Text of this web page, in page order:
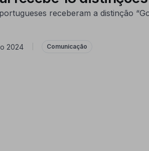
receberam a distinção
2024 Comunicação